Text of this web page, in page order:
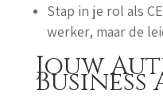
Stap in je rol als
werker, maar de
Jouw